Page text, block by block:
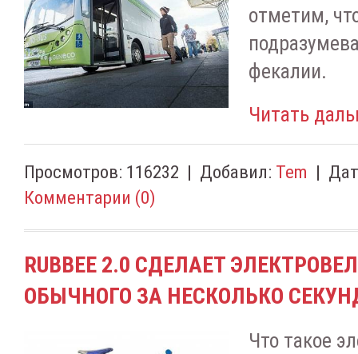
отметим,
фекалии.
Читать
Просмотров: 116232 | Добавил: Tem |
Комментарии (0)
RUBBEE 2.0 СДЕЛАЕТ
ОБЫЧНОГО ЗА НЕСКОЛЬКО
Что такое